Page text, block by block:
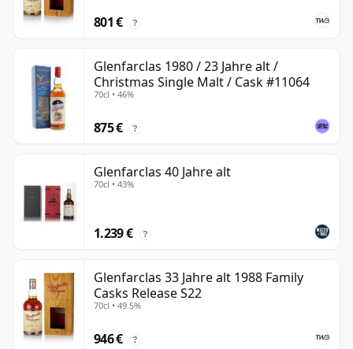
801 € ?
Glenfarclas 1980 / 23 Jahre alt /
Christmas Single Malt / Cask #11064
70cl • 46%
875 € ?
Glenfarclas 40 Jahre alt
70cl • 43%
1.239 € ?
Glenfarclas 33 Jahre alt 1988 Family
Casks Release S22
70cl • 49.5%
946 € ?